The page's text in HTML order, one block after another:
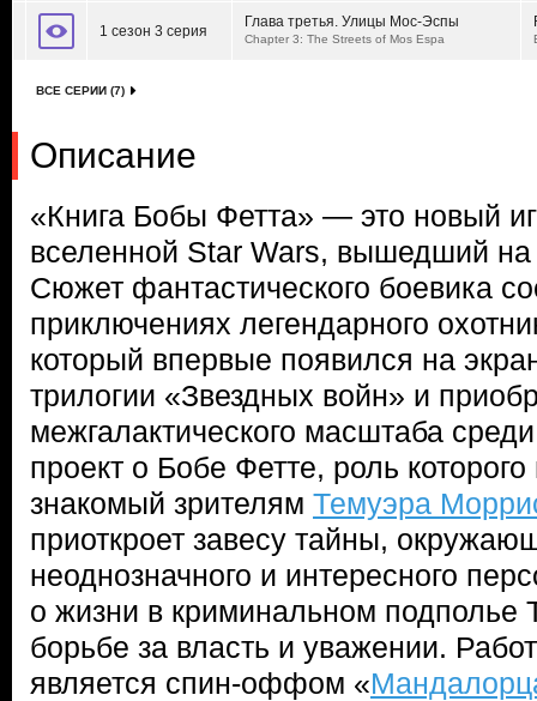
1 сезон 3 серия
Глава третья. Улицы Мос-Эспы
Chapter 3: The Streets of Mos Espa
ВСЕ СЕРИИ (7)
Описание
«Книга Бобы Фетта» — это новый
вселенной Star Wars, вышедший
Сюжет фантастического боевика
приключениях легендарного
который впервые появился на
трилогии «Звездных войн» и
межгалактического масштаба
проект о Бобе Фетте, роль
знакомый зрителям Темуэра
приоткроет завесу тайны,
неоднозначного и интересного
о жизни в криминальном подполье
борьбе за власть и уважении.
является спин-оффом «